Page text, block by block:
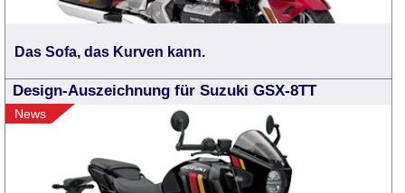
Das Sofa, das Kurven kann.
Design-Auszeichnung für Suzuki GSX-8TT
News